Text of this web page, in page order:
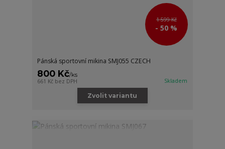
1 599 Kč
- 50 %
Pánská sportovní mikina SMJ055 CZECH
800 Kč/ks
661 Kč bez DPH Skladem
Zvolit variantu